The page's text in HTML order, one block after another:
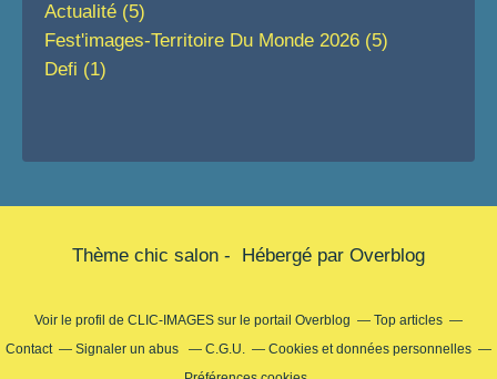
Actualité (5)
Fest'images-Territoire Du Monde 2026 (5)
Defi (1)
Thème chic salon - Hébergé par Overblog
Voir le profil de CLIC-IMAGES sur le portail Overblog
Top articles
Contact
Signaler un abus C.G.U.
Cookies et données personnelles